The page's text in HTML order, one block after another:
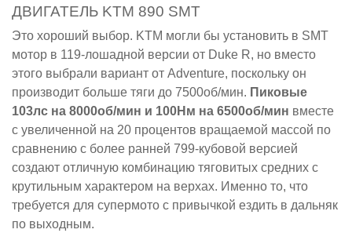
ДВИГАТЕЛЬ KTM 890 SMT
Это хороший выбор. KTM могли бы установить в SMT
мотор в 119-лошадной версии от Duke R, но вместо
этого выбрали вариант от Adventure, поскольку он
производит больше тяги до 7500об/мин. Пиковые
103лс на 8000об/мин и 100Нм на 6500об/мин вместе
с увеличенной на 20 процентов вращаемой массой по
сравнению с более ранней 799-кубовой версией
создают отличную комбинацию тяговитых средних с
крутильным характером на верхах. Именно то, что
требуется для супермото с привычкой ездить в дальняк
по выходным.